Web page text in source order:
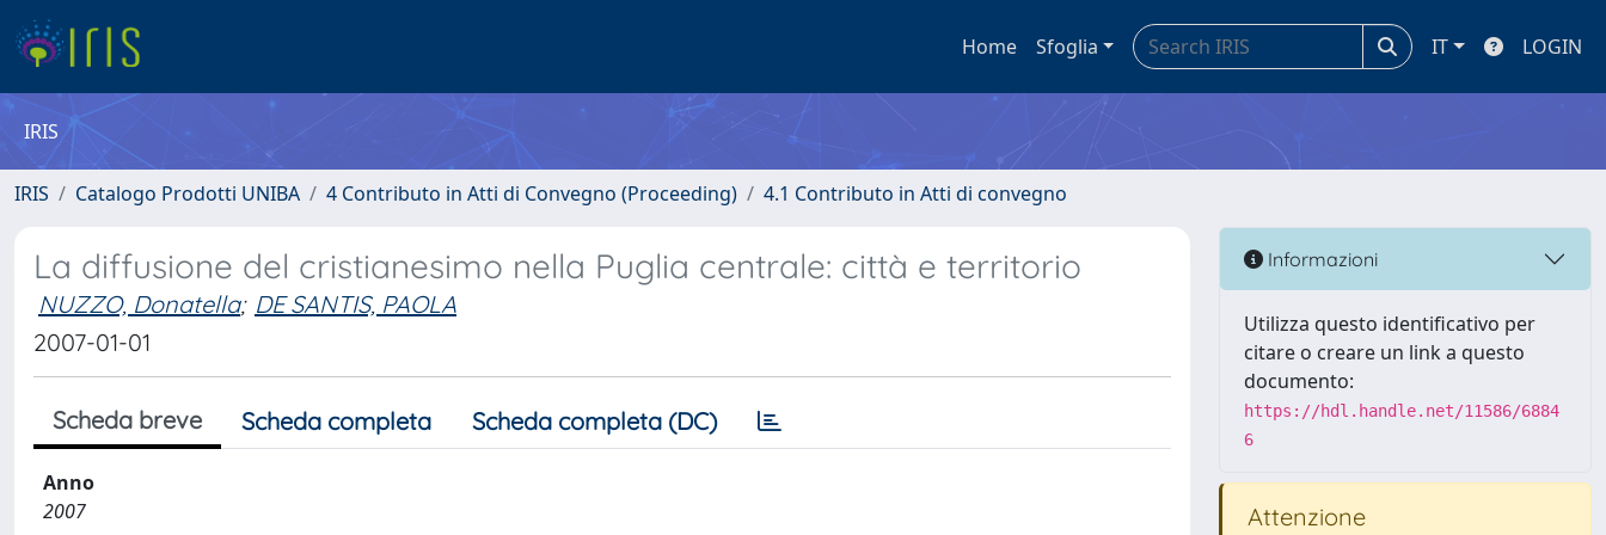
Home Sfoglia IT LOGIN
IRIS
IRIS Catalogo Prodotti UNIBA 4 Contributo in Atti di Convegno (Proceeding) 4.1 Contributo in Atti di convegno
La diffusione del cristianesimo nella Puglia centrale: città e territorio
NUZZO, Donatella; DE SANTIS, PAOLA
2007-01-01
Scheda breve Scheda completa Scheda completa (DC)
Anno
2007
Informazioni
Utilizza questo identificativo per
citare o creare un link a questo
documento:
https://hdl.handle.net/11586/6884
6
Attenzione